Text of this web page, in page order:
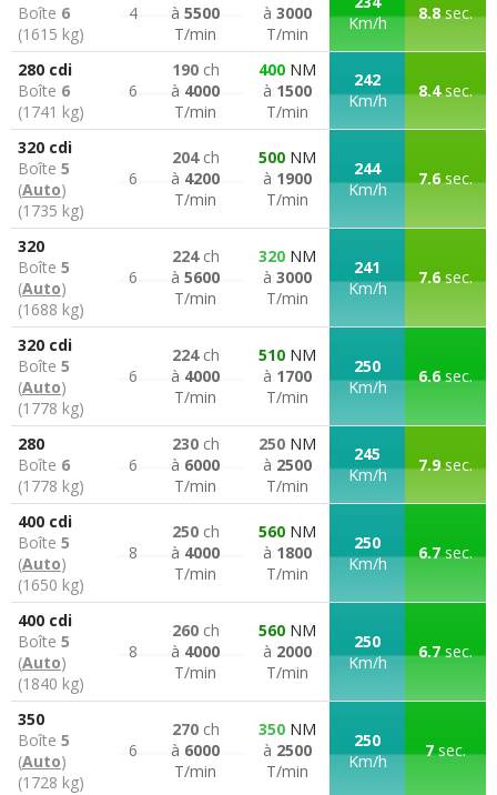
Boîte 6
(1615 kg)
4
à 5500
T/min
à 3000
T/min
Km/h
8.8sec.
280 cdi
Boîte 6
(1741 kg)
6
190ch
à 4000
T/min
400NM
à 1500
T/min
242
Km/h
8.4sec.
320 cdi
Boîte 5
(Auto)
(1735 kg)
6
204ch
à 4200
T/min
500NM
à 1900
T/min
244
Km/h
7.6sec.
320
Boîte 5
(Auto)
(1688 kg)
6
224ch
à 5600
T/min
320NM
à 3000
T/min
241
Km/h
7.6sec.
320 cdi
Boîte 5
(Auto)
(1778 kg)
6
224ch
à 4000
T/min
510NM
à 1700
T/min
250
Km/h
6.6sec.
280
Boîte 6
(1778 kg)
6
230ch
à 6000
T/min
250NM
à 2500
T/min
245
Km/h
7.9sec.
400 cdi
Boîte 5
(Auto)
(1650 kg)
8
250ch
à 4000
T/min
560NM
à 1800
T/min
250
Km/h
6.7sec.
400 cdi
Boîte 5
(Auto)
(1840 kg)
8
260ch
à 4000
T/min
560NM
à 2000
T/min
250
Km/h
6.7sec.
350
Boîte 5
(Auto)
(1728 kg)
6
270ch
à 6000
T/min
350NM
à 2500
T/min
250
Km/h
7sec.